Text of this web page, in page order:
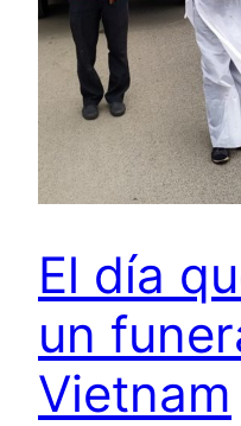
El día
un
Vietnam